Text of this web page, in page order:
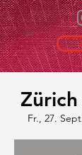
Fr., 27.